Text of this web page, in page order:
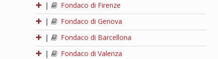
|
Fondaco di Firenze
|
Fondaco di Genova
|
Fondaco di Barcellona
|
Fondaco di Valenza